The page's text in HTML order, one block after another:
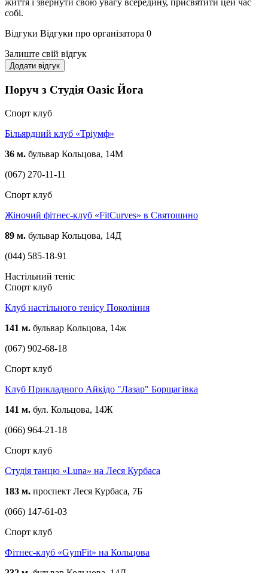
життя і звернути свою увагу всередину, присвятити цей час
собі.
Відгуки Відгуки про організатора 0
Залиште свій відгук
Додати відгук
Поруч з Студія Оазіс Йога
Спорт клуб
Більярдний клуб «Тріумф»
36 м. бульвар Кольцова, 14М
(067) 270-11-11
Спорт клуб
Жіночий фітнес-клуб «FitCurves» в Святошино
89 м. бульвар Кольцова, 14Д
(044) 585-18-91
Настільний теніс
Спорт клуб
Клуб настільного тенісу Покоління
141 м. бульвар Кольцова, 14ж
(067) 902-68-18
Спорт клуб
Клуб Прикладного Айкідо "Лазар" Борщагівка
141 м. бул. Кольцова, 14Ж
(066) 964-21-18
Спорт клуб
Студія танцю «Luna» на Леся Курбаса
183 м. проспект Леся Курбаса, 7Б
(066) 147-61-03
Спорт клуб
Фітнес-клуб «GymFit» на Кольцова